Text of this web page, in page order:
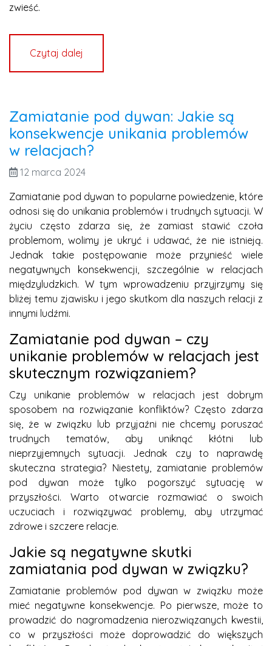
zwieść.
Czytaj dalej
Zamiatanie pod dywan: Jakie są
konsekwencje unikania problemów
w relacjach?
12 marca 2024
Zamiatanie pod dywan to popularne powiedzenie, które
odnosi się do unikania problemów i trudnych sytuacji. W
życiu często zdarza się, że zamiast stawić czoła
problemom, wolimy je ukryć i udawać, że nie istnieją.
Jednak takie postępowanie może przynieść wiele
negatywnych konsekwencji, szczególnie w relacjach
międzyludzkich. W tym wprowadzeniu przyjrzymy się
bliżej temu zjawisku i jego skutkom dla naszych relacji z
innymi ludźmi.
Zamiatanie pod dywan – czy
unikanie problemów w relacjach jest
skutecznym rozwiązaniem?
Czy unikanie problemów w relacjach jest dobrym
sposobem na rozwiązanie konfliktów? Często zdarza
się, że w związku lub przyjaźni nie chcemy poruszać
trudnych tematów, aby uniknąć kłótni lub
nieprzyjemnych sytuacji. Jednak czy to naprawdę
skuteczna strategia? Niestety, zamiatanie problemów
pod dywan może tylko pogorszyć sytuację w
przyszłości. Warto otwarcie rozmawiać o swoich
uczuciach i rozwiązywać problemy, aby utrzymać
zdrowe i szczere relacje.
Jakie są negatywne skutki
zamiatania pod dywan w związku?
Zamiatanie problemów pod dywan w związku może
mieć negatywne konsekwencje. Po pierwsze, może to
prowadzić do nagromadzenia nierozwiązanych kwestii,
co w przyszłości może doprowadzić do większych